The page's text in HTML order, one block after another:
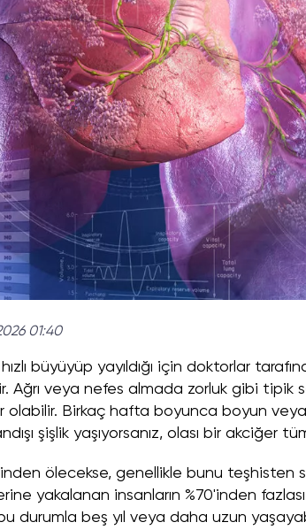
01:40
büyüyüp yayıldığı için doktorlar
Ağrı veya nefes almada zorluk gibi tipik
olabilir. Birkaç hafta boyunca boyun
şişlik yaşıyorsanız, olası bir akciğer
ölecekse, genellikle bunu teşhisten
yakalanan insanların %70'inden
durumla beş yıl veya daha uzun